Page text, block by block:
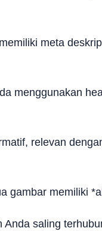
meta
menggunakan
relevan
gambar memiliki
Anda saling